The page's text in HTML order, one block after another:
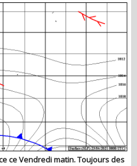
ce Vendredi matin. Toujours des